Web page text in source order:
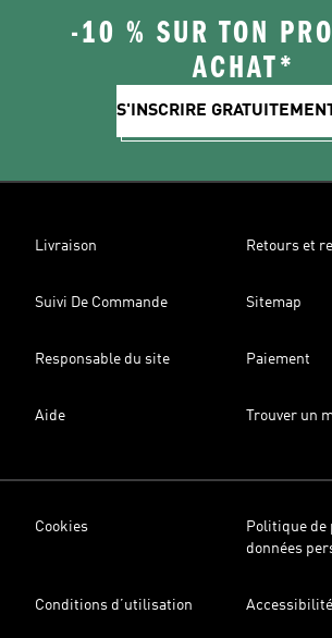
-10 % SUR TON
ACHAT*
S'INSCRIRE
Livraison Retours et
Suivi De Commande Sitemap
Responsable du site Paiement
Aide Trouver un
Cookies
Politique de
données
Conditions d’utilisation Accessibilité